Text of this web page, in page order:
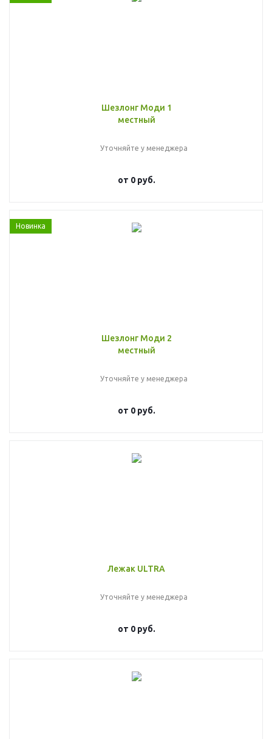
Шезлонг Моди 1
местный
Уточняйте у менеджера
от 0 руб.
Новинка
Шезлонг Моди 2
местный
Уточняйте у менеджера
от 0 руб.
Лежак ULTRA
Уточняйте у менеджера
от 0 руб.